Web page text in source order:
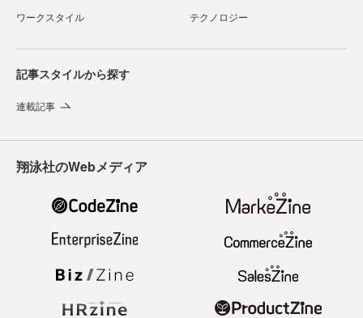
ワークスタイル テクノロジー
記事スタイルから探す
連載記事
翔泳社のWebメディア